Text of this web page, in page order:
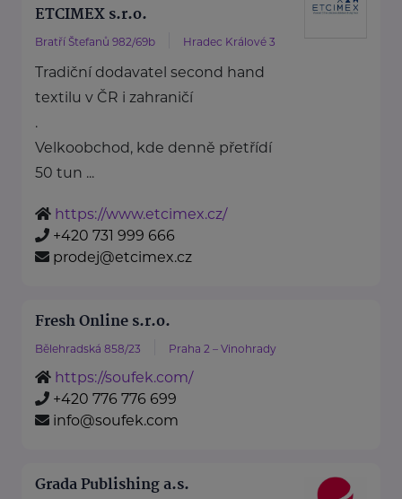
ETCIMEX s.r.o.
Bratří Štefanů 982/69b Hradec Králové 3
Tradiční dodavatel second hand
textilu v ČR i zahraničí
.
Velkoobchod, kde denně přetřídí
50 tun ...
https://www.etcimex.cz/
+420 731 999 666
prodej@etcimex.cz
Fresh Online s.r.o.
Bělehradská 858/23 Praha 2 – Vinohrady
https://soufek.com/
+420 776 776 699
info@soufek.com
Grada Publishing a.s.